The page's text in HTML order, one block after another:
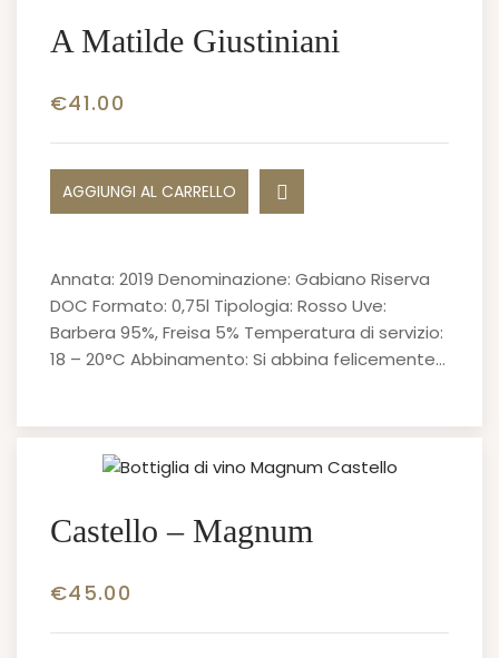
A Matilde Giustiniani
€41.00
AGGIUNGI AL CARRELLO
Annata: 2019 Denominazione: Gabiano Riserva
DOC Formato: 0,75l Tipologia: Rosso Uve:
Barbera 95%, Freisa 5% Temperatura di servizio:
18 – 20°C Abbinamento: Si abbina felicemente…
Castello – Magnum
€45.00